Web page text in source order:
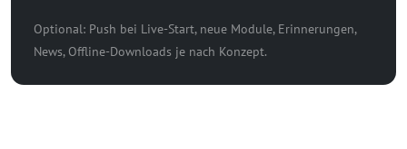
Optional: Push bei Live-Start, neue Module, Erinnerungen,
News, Offline-Downloads je nach Konzept.